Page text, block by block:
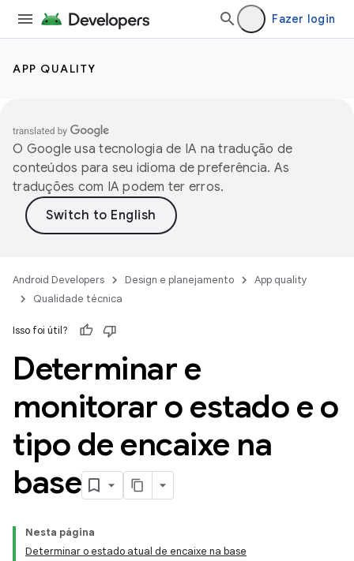
Fazer login
APP QUALITY
O Google usa tecnologia de IA na tradução de
conteúdos para seu idioma de preferência. As
traduções com IA podem ter erros.
Android Developers Design e planejamento
App quality
Qualidade técnica
Isso foi útil?
Determinar e
monitorar o estado e o
tipo de encaixe na
base
Nesta página
Determinar o estado atual de encaixe na base